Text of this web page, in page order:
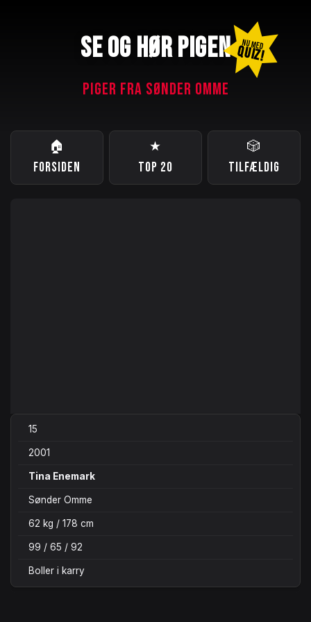
SE OG HØR PIGEN NU MED
QUIZ!
PIGER FRA SØNDER OMME
🏠
FORSIDEN
★
TOP 20
🎲
TILFÆLDIG
15
2001
Tina Enemark
Sønder Omme
62 kg / 178 cm
99 / 65 / 92
Boller i karry